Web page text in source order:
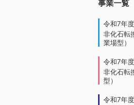
事業一覧
令和7年
非化石転
業場型）
令和7年
非化石転
型）
令和7年